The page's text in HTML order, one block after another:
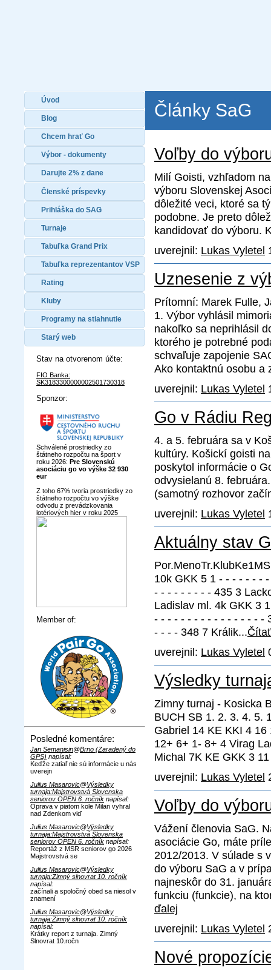
Úvod
Blog
Chcem hrať Go
Výbor - dokumenty
Darujte 2% z dane
Členské príspevky
Prihláška do SAG
Turnaje
Tabuľka Grand Prix
Tabuľka reprezentantov VSP
Rating
Kluby
Programy na stiahnutie
Starý web
Stav na otvorenom účte:
FIO Banka:
SK3183300000002501730318
Sponzor:
Schválené prostriedky zo
štátneho rozpočtu na šport v
roku 2026: Pre Slovenskú
asociáciu go vo výške 32 930
eur
Z toho 67% tvoria prostriedky zo
štátneho rozpočtu vo výške
odvodu z prevádzkovania
lotériových hier v roku 2025
Member of:
Posledné komentáre:
Jan Semanisin@Brno (Zaradený do
GPS) napísal:
Keďže zatiaľ nie sú informácie u nás
uverejn
Julius Masarovic@Výsledky
turnaja:Majstrovstvá Slovenska
seniorov OPEN 6. ročník napísal:
Oprava v piatom kole Milan vyhral
nad Zdenkom viď
Julius Masarovic@Výsledky
turnaja:Majstrovstvá Slovenska
seniorov OPEN 6. ročník napísal:
Reportáž z MSR seniorov go 2026
Majstrovstvá se
Julius Masarovic@Výsledky
turnaja:Zimný slnovrat 10. ročník
napísal:
začínali a spoločný obed sa niesol v
znamení
Julius Masarovic@Výsledky
turnaja:Zimný slnovrat 10. ročník
napísal:
Krátky report z turnaja. Zimný
Slnovrat 10.ročn
Články SaG
Voľby do
Milí Goisti, vzhľadom
výboru Slovenskej
dôležité veci, ktoré sa
podobne. Je preto
kandidovať do výboru.
uverejnil: Lukas Vyletel
Uznesenie z
Prítomní: Marek Fulle,
1. Výbor vyhlásil
nakoľko sa neprihlásil
ktorého je potrebné
schvaľuje zapojenie
Ako kontaktnú osobu a
uverejnil: Lukas Vyletel
Go v Rádiu
4. a 5. februára sa v
kultúry. Košickí goisti
poskytol informácie o
odvysielanú 8.
(samotný rozhovor
uverejnil: Lukas Vyletel
Aktuálny stav
10k GKK 5 1 - - - - - - -
- - - - - - - - - 435 3
Ladislav ml. 4k GKK 3
- - - - - - - - - - - - - - - - -
- - - - 348 7 Králik...
uverejnil: Lukas Vyletel
Výsledky
Zimny turnaj - Kosicka
BUCH SB 1. 2. 3. 4. 5.
Gabriel 14 KE KKI 4
12+ 6+ 1- 8+ 4 Virag
Michal 7K KE GKK 3
uverejnil: Lukas Vyletel
Voľby do
Vážení členovia SaG.
asociácie Go, máte
2012/2013. V súlade s
do výboru SaG a v
najneskôr do 31.
funkciu (funkcie), na
ďalej
uverejnil: Lukas Vyletel
Nové